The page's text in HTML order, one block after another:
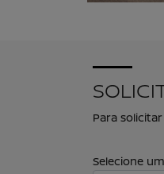
Para
Selecione